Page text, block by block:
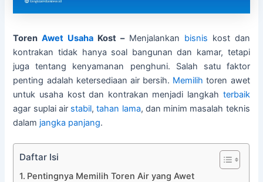
TorenAwet Usaha Kost –Menjalankan bisnis kost dan
kontrakan tidak hanya soal bangunan dan kamar, tetapi
juga tentang kenyamanan penghuni. Salah satu faktor
penting adalah ketersediaan air bersih. Memilih toren awet
untuk usaha kost dan kontrakan menjadi langkah terbaik
agar suplai air stabil,tahan lama, dan minim masalah teknis
dalam jangka panjang.
Daftar Isi
Pentingnya Memilih Toren Air yang Awet